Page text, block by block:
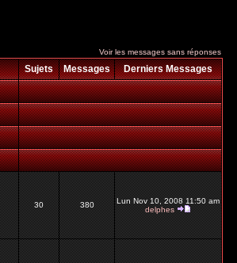
Voir les messages sans réponses
Sujets Messages
Derniers Messages
30 380
Lun Nov 10, 2008 11:50 am
delphes